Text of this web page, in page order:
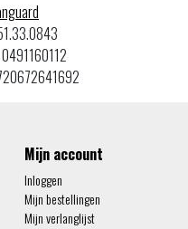
Mijn account
Inloggen
Mijn bestellingen
Mijn verlanglijst